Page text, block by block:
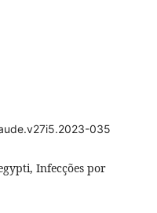
035
Infecções por